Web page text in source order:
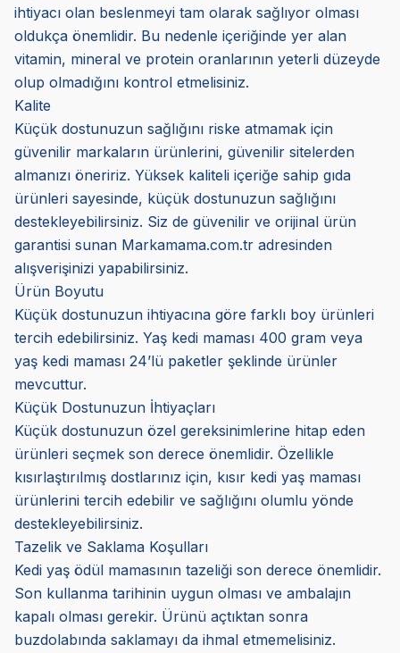
ihtiyacı olan beslenmeyi tam olarak sağlıyor olması
oldukça önemlidir. Bu nedenle içeriğinde yer alan
vitamin, mineral ve protein oranlarının yeterli düzeyde
olup olmadığını kontrol etmelisiniz.
Kalite
Küçük dostunuzun sağlığını riske atmamak için
güvenilir markaların ürünlerini, güvenilir sitelerden
almanızı öneririz. Yüksek kaliteli içeriğe sahip gıda
ürünleri sayesinde, küçük dostunuzun sağlığını
destekleyebilirsiniz. Siz de güvenilir ve orijinal ürün
garantisi sunan Markamama.com.tr adresinden
alışverişinizi yapabilirsiniz.
Ürün Boyutu
Küçük dostunuzun ihtiyacına göre farklı boy ürünleri
tercih edebilirsiniz. Yaş kedi maması 400 gram veya
yaş kedi maması 24’lü paketler şeklinde ürünler
mevcuttur.
Küçük Dostunuzun İhtiyaçları
Küçük dostunuzun özel gereksinimlerine hitap eden
ürünleri seçmek son derece önemlidir. Özellikle
kısırlaştırılmış dostlarınız için, kısır kedi yaş maması
ürünlerini tercih edebilir ve sağlığını olumlu yönde
destekleyebilirsiniz.
Tazelik ve Saklama Koşulları
Kedi yaş ödül mamasının tazeliği son derece önemlidir.
Son kullanma tarihinin uygun olması ve ambalajın
kapalı olması gerekir. Ürünü açtıktan sonra
buzdolabında saklamayı da ihmal etmemelisiniz.